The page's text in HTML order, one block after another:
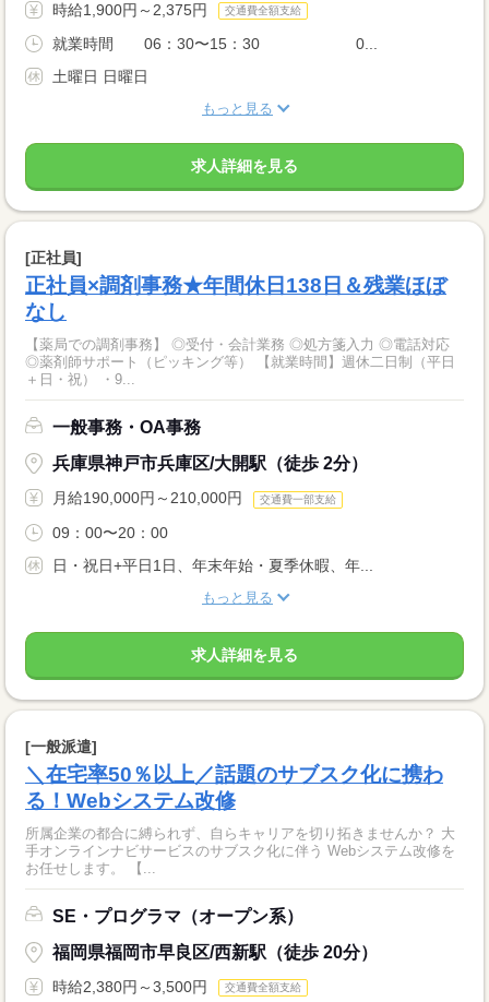
時給1,900円～2,375円 交通費全額支給
就業時間 06：30〜15：30 0...
土曜日 日曜日
もっと見る
求人詳細を見る
[正社員]
正社員×調剤事務★年間休日138日＆残業ほぼ
なし
【薬局での調剤事務】 ◎受付・会計業務 ◎処方箋入力 ◎電話対応
◎薬剤師サポート（ピッキング等） 【就業時間】週休二日制（平日
＋日・祝） ・9...
一般事務・OA事務
兵庫県神戸市兵庫区/大開駅（徒歩 2分）
月給190,000円～210,000円 交通費一部支給
09：00〜20：00
日・祝日+平日1日、年末年始・夏季休暇、年...
もっと見る
求人詳細を見る
[一般派遣]
＼在宅率50％以上／話題のサブスク化に携わ
る！Webシステム改修
所属企業の都合に縛られず、自らキャリアを切り拓きませんか？ 大
手オンラインナビサービスのサブスク化に伴う Webシステム改修を
お任せします。 【...
SE・プログラマ（オープン系）
福岡県福岡市早良区/西新駅（徒歩 20分）
時給2,380円～3,500円 交通費全額支給